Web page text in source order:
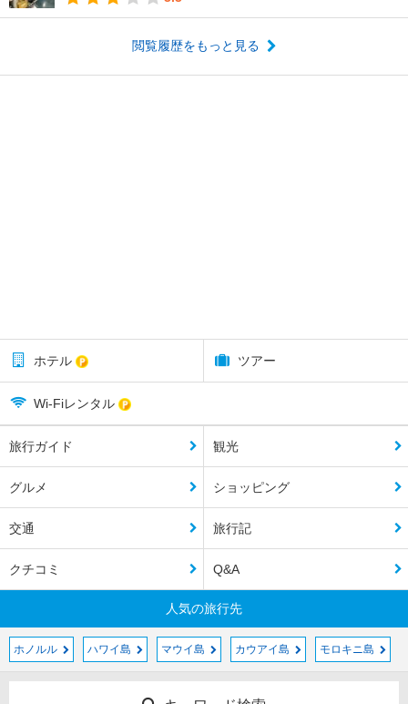
閲覧履歴をもっと見る
ホテル ツアー
Wi-Fiレンタル
旅行ガイド 観光
グルメ ショッピング
交通 旅行記
クチコミ Q&A
人気の旅行先
ホノルル ハワイ島 マウイ島 カウアイ島 モロキニ島